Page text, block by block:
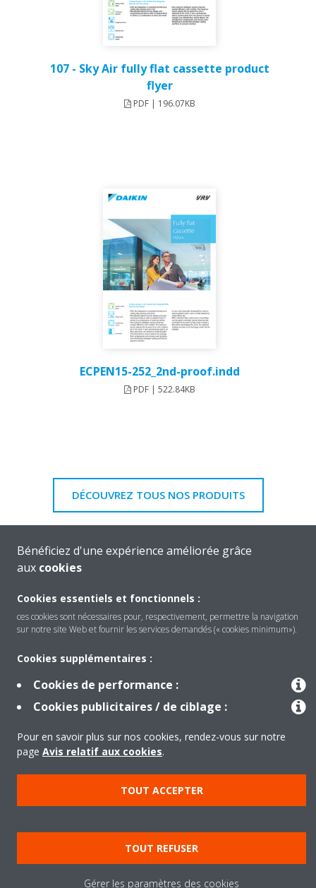
107 - Sky Air fully flat cassette product
flyer
PDF | 196.07KB
ECPEN15-252_2nd-proof.indd
PDF | 522.84KB
DÉCOUVREZ TOUS NOS PRODUITS
Produits
À propos de Daikin
Legal notice
Cookie notice Data privacy Corporate ethics
Bénéficiez d'une expérience améliorée grâce
aux cookies
Cookies essentiels et fonctionnels :
ces cookies sont nécessaires pour, respectivement, permettre la navigation
sur notre site Web et fournir les services demandés (« cookies minimum»).
Cookies supplémentaires :
Cookies de performance :
Cookies publicitaires / de ciblage :
Pour en savoir plus sur nos cookies, rendez-vous sur notre
page Avis relatif aux cookies.
TOUT ACCEPTER
TOUT REFUSER
Gérer les paramètres des cookies